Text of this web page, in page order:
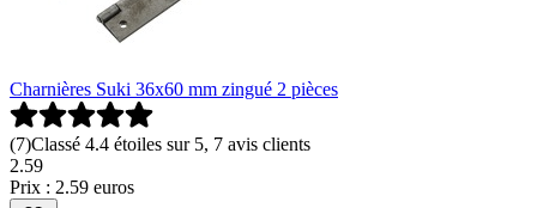
Charnières Suki 36x60 mm zingué 2 pièces
(7)Classé 4.4 étoiles sur 5, 7 avis clients
2.59
Prix : 2.59 euros